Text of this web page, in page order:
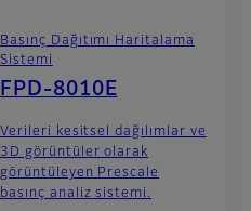
Basınç Dağıtımı Haritalama
Sistemi
FPD-8010E
Verileri kesitsel dağılımlar ve
3D görüntüler olarak
görüntüleyen Prescale
basınç analiz sistemi.